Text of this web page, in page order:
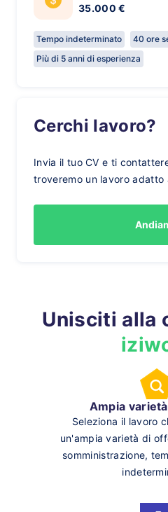
35.000 €
Tempo indeterminato
40 ore
Più di 5 anni di esperienza
Cerchi lavoro?
Invia il tuo CV e ti
troveremo un lavoro adatto
Unisciti alla
Ampia
Seleziona il lavoro
un'ampia varietà di
somministrazione,